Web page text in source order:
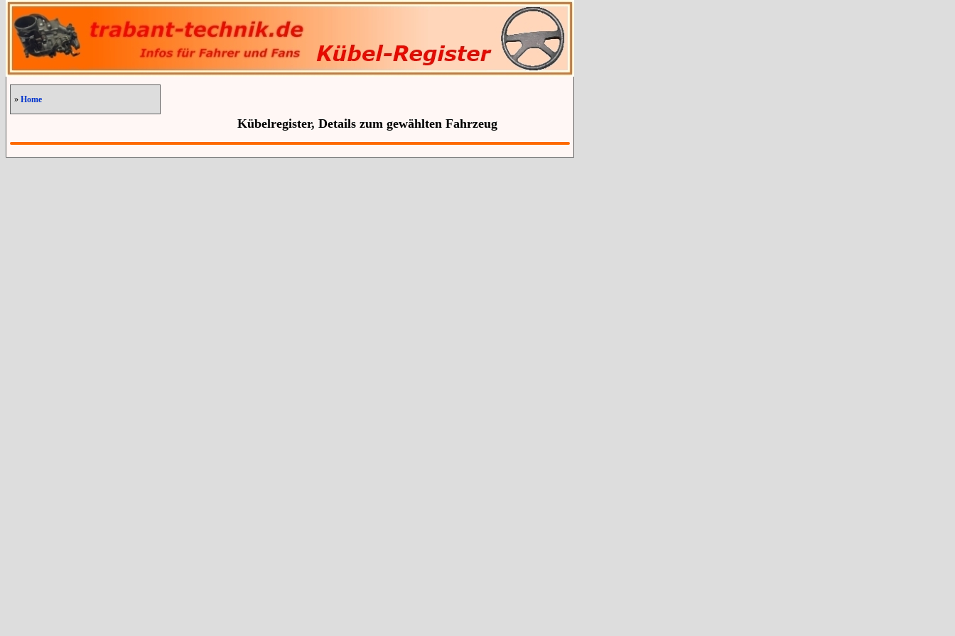
» Home
Kübelregister, Details zum gewählten Fahrzeug